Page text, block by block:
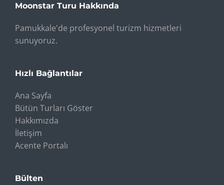
Moonstar Turu Hakkında
Pamukkale'de profesyonel turizm hizmetleri
sunuyoruz.
Hızlı Bağlantılar
Ana Sayfa
Bütün Turları Göster
Hakkımızda
İletişim
Acente Portalı
Bülten